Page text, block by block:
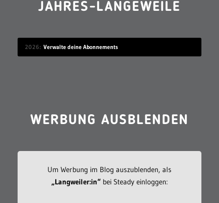
JAHRES-LANGEWEILE
2026 Verwalte deine Abonnements
WERBUNG AUSBLENDEN
Um Werbung im Blog auszublenden, als
„Langweiler:in“bei Steady einloggen: